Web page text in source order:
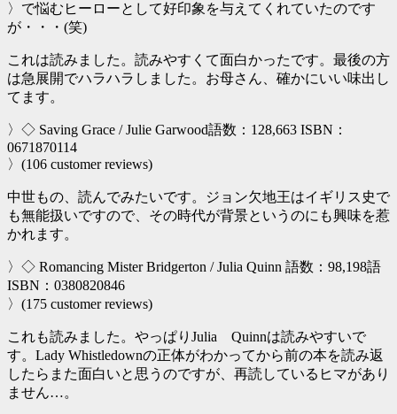
〉で悩むヒーローとして好印象を与えてくれていたのです
が・・・(笑)
これは読みました。読みやすくて面白かったです。最後の方
は急展開でハラハラしました。お母さん、確かにいい味出し
てます。
〉◇ Saving Grace / Julie Garwood語数：128,663 ISBN：
0671870114
〉(106 customer reviews)
中世もの、読んでみたいです。ジョン欠地王はイギリス史で
も無能扱いですので、その時代が背景というのにも興味を惹
かれます。
〉◇ Romancing Mister Bridgerton / Julia Quinn 語数：98,198語
ISBN：0380820846
〉(175 customer reviews)
これも読みました。やっぱりJulia Quinnは読みやすいで
す。Lady Whistledownの正体がわかってから前の本を読み返
したらまた面白いと思うのですが、再読しているヒマがあり
ません…。